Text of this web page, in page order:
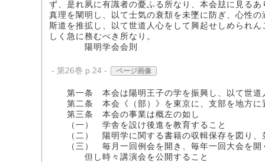
ず、是れ夙に有識者の憂ふる所なり、本会玆に見る
真理を闡明し、以て士気の衰頽を未墜に防ぎ、心性
斯道を推拡し、以て世道人心をして興起せしめられ
しく急に務むべき所なり。
陽明学会会則
- 第26巻 p.24 - ページ画像
第一条 本会は陽明王子の学を振興し、以て世道
第二条 本会《（部）》を東京に、支部を地方に
第三条 本会の事業は概左の如し
（一） 学舎を設け後進を教育すること
（二） 陽明学に関する書籍の収輯保存を図り、
（三） 毎月一回例会を開き、毎年一回大会を開
但し時々講演会を公開すること